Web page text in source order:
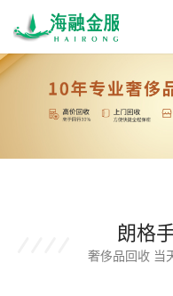
朗格
奢侈品回收 当